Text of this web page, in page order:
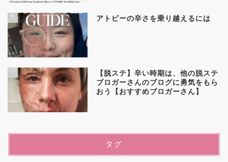
9 アトピーの辛さを乗り越えるには
10
【脱ステ】辛い時期は、他の脱ステ
ブロガーさんのブログに勇気をもら
おう【おすすめブロガーさん】
タグ